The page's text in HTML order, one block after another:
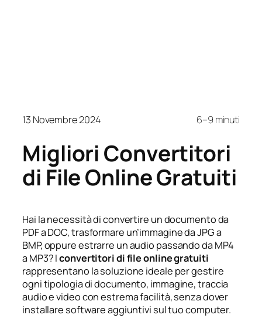
13 Novembre 2024 6–9 minuti
Migliori Convertitori
di File Online Gratuiti
Hai la necessità di convertire un documento da
PDF a DOC, trasformare un’immagine da JPG a
BMP, oppure estrarre un audio passando da MP4
a MP3? Iconvertitori di file online gratuiti
rappresentano la soluzione ideale per gestire
ogni tipologia di documento, immagine, traccia
audio e video con estrema facilità, senza dover
installare software aggiuntivi sul tuo computer.